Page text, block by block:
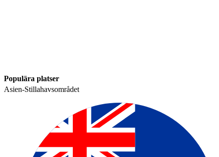
Populära platser​​
Asien-Stillahavsområdet​​